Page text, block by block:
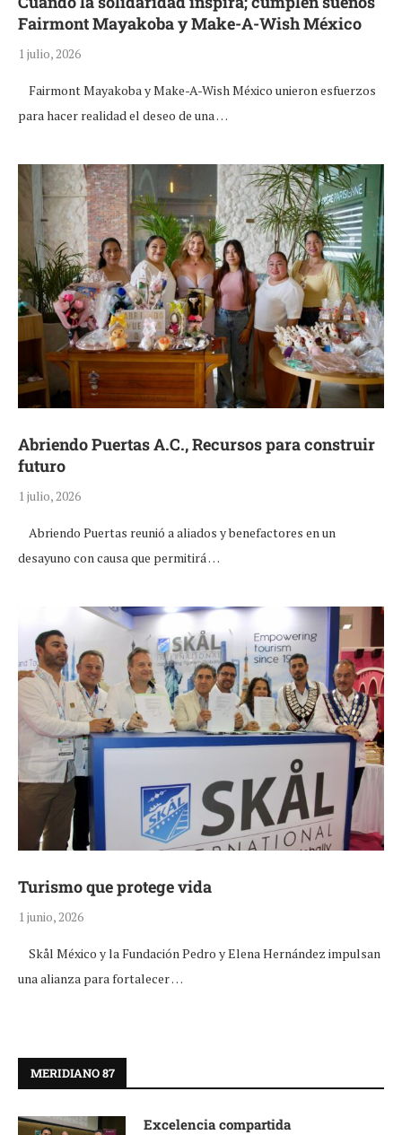
Fairmont Mayakoba y Make-A-Wish México
1 julio, 2026
Fairmont Mayakoba y Make-A-Wish México unieron esfuerzos
para hacer realidad el deseo de una …
Abriendo Puertas A.C., Recursos para construir
futuro
1 julio, 2026
Abriendo Puertas reunió a aliados y benefactores en un
desayuno con causa que permitirá …
Turismo que protege vida
1 junio, 2026
Skål México y la Fundación Pedro y Elena Hernández impulsan
una alianza para fortalecer …
MERIDIANO 87
Excelencia compartida